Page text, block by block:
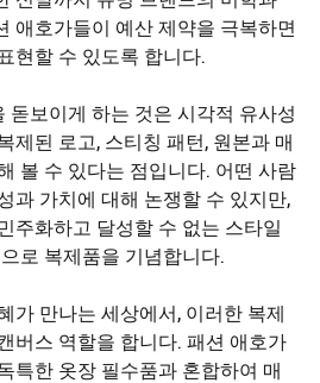
애호가들이 예산 제약을 극복하면
현할 수 있도록 합니다.
돋보이게 하는 것은 시각적 유사성
제된 로고, 스티칭 패턴, 원본과 매
볼 수 있다는 점입니다. 어떤 사람
과 가치에 대해 논쟁할 수 있지만,
주화하고 달성할 수 없는 스타일
로 복제품을 기념합니다.
가 만나는 세상에서, 이러한 복제
버스 역할을 합니다. 패션 애호가
특한 옷장 필수품과 혼합하여 매